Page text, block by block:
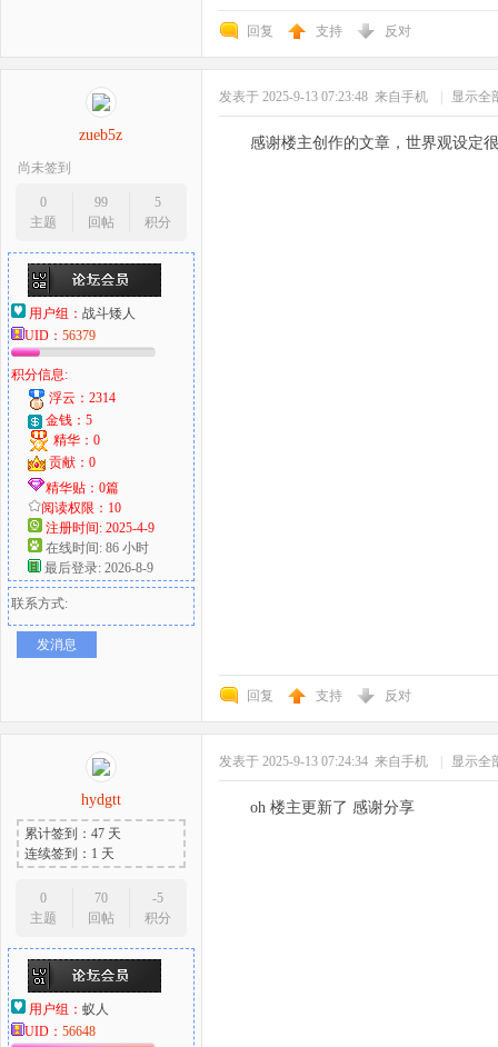
回复 支持 反对
zueb5z
尚未签到
0
主题
99
回帖
5
积分
用户组： 战斗矮人
UID： 56379
积分信息:
浮云：2314
金钱：5
精华：0
贡献：0
精华贴：0篇
阅读权限：10
注册时间: 2025-4-9
在线时间: 86 小时
最后登录: 2026-8-9
联系方式:
发消息
发表于 2025-9-13 07:23:48 来自手机 显示全
感谢楼主创作的文章，世界观设定
回复 支持 反对
hydgtt
累计签到：47 天
连续签到：1 天
0
主题
70
回帖
-5
积分
用户组： 蚁人
UID： 56648
发表于 2025-9-13 07:24:34 来自手机 显示全
oh 楼主更新了 感谢分享